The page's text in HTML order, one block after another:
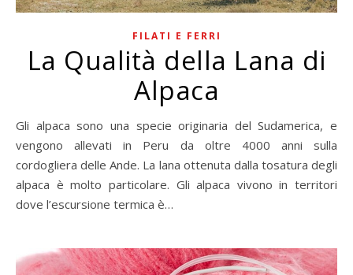
FILATI E FERRI
La Qualità della Lana di
Alpaca
Gli alpaca sono una specie originaria del Sudamerica, e
vengono allevati in Peru da oltre 4000 anni sulla
cordogliera delle Ande. La lana ottenuta dalla tosatura degli
alpaca è molto particolare. Gli alpaca vivono in territori
dove l’escursione termica è…